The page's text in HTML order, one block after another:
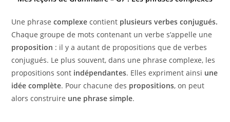
Une phrasecomplexe contient plusieurs verbes conjugués.
Chaque groupe de mots contenant un verbe s’appelle une
proposition : il y a autant de propositions que de verbes
conjugués. Le plus souvent, dans une phrase complexe, les
propositions sont indépendantes. Elles expriment ainsi une
idée complète. Pour chacune des propositions, on peut
alors construire une phrase simple.